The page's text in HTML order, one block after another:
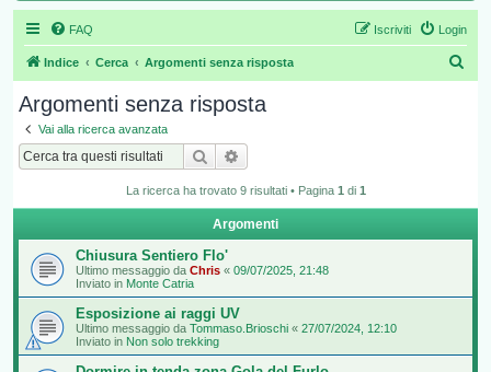
FAQ Login
Iscriviti
Indice Cerca Argomenti senza risposta
Argomenti senza risposta
Vai alla ricerca avanzata
Cerca
La ricerca ha trovato 9 risultati • Pagina 1 di 1
Argomenti
Chiusura Sentiero Flo'
Ultimo messaggio da Chris « 09/07/2025, 21:48
Inviato in Monte Catria
Esposizione ai raggi UV
Ultimo messaggio da Tommaso.Brioschi « 27/07/2024, 12:10
Inviato in Non solo trekking